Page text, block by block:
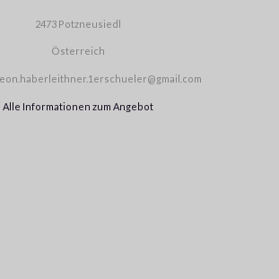
2473 Potzneusiedl
Österreich
Alle Informationen zum Angebot